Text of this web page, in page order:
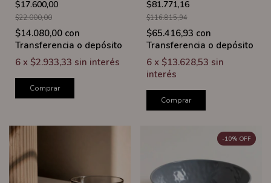
$17.600,00
$22.000,00
$14.080,00 con
Transferencia o depósito
6 x $2.933,33 sin interés
Comprar
$81.771,16
$116.815,94
$65.416,93 con
Transferencia o depósito
6 x $13.628,53 sin
interés
Comprar
-10% OFF